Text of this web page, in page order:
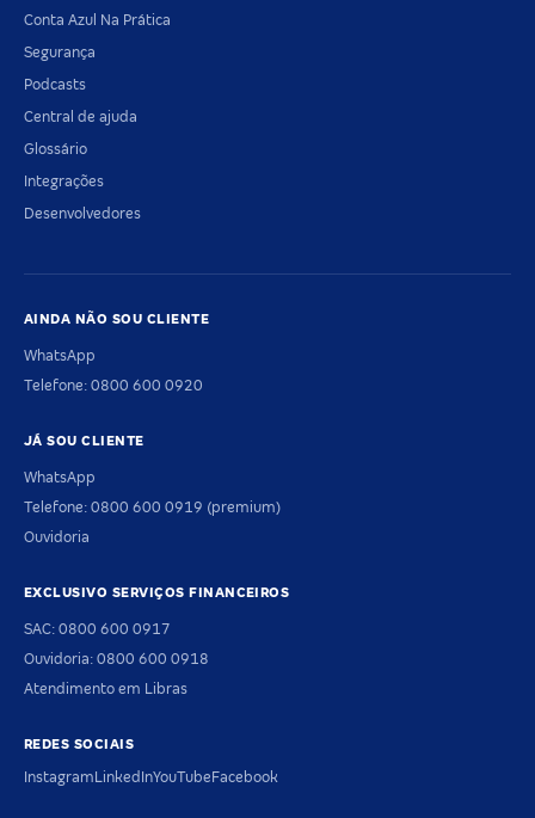
Conta Azul Na Prática
Segurança
Podcasts
Central de ajuda
Glossário
Integrações
Desenvolvedores
AINDA NÃO SOU CLIENTE
WhatsApp
Telefone: 0800 600 0920
JÁ SOU CLIENTE
WhatsApp
Telefone: 0800 600 0919 (premium)
Ouvidoria
EXCLUSIVO SERVIÇOS FINANCEIROS
SAC: 0800 600 0917
Ouvidoria: 0800 600 0918
Atendimento em Libras
REDES SOCIAIS
InstagramLinkedInYouTubeFacebook